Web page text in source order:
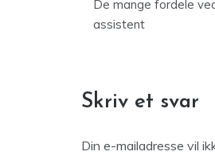
De mange fordele
assistent
Skriv et svar
Din e-mailadresse vil